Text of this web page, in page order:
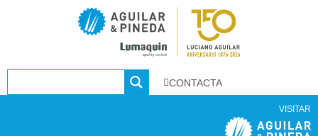
CONTACTA
VISITAR